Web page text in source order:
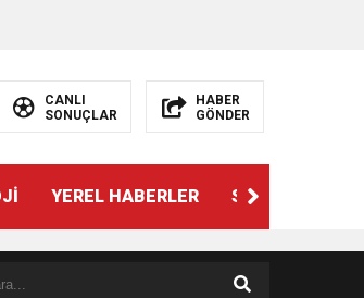
CANLI
SONUÇLAR
HABER
GÖNDER
YEREL HABERLER SPOR